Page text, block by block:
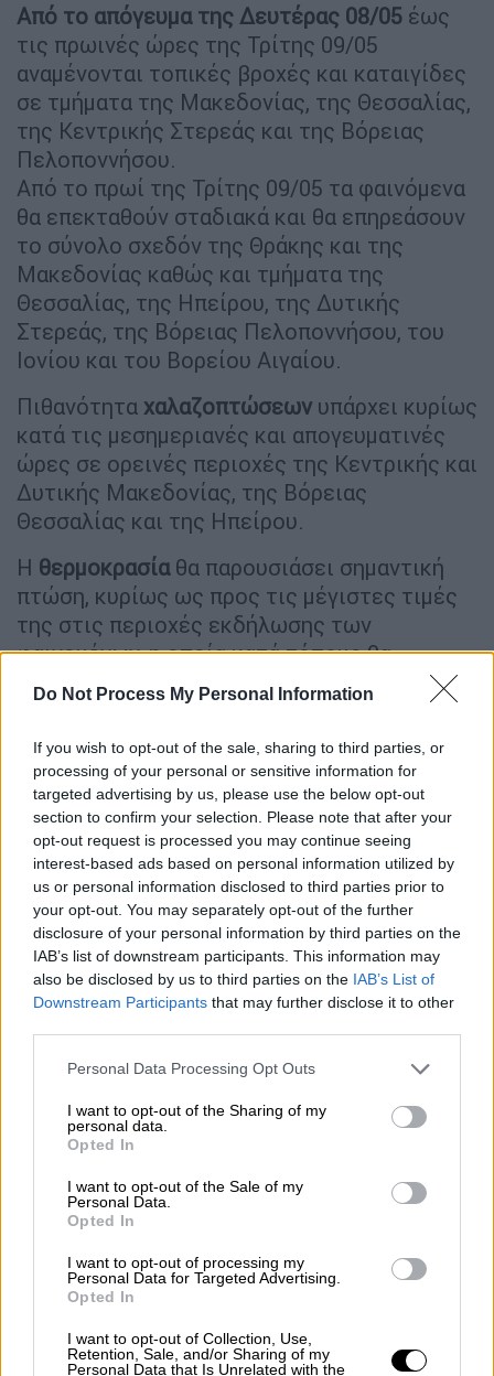
Do Not Process My Personal Information
If you wish to opt-out of the sale, sharing to third parties, or
processing of your personal or sensitive information for
targeted advertising by us, please use the below opt-out
section to confirm your selection. Please note that after your
opt-out request is processed you may continue seeing
interest-based ads based on personal information utilized by
us or personal information disclosed to third parties prior to
your opt-out. You may separately opt-out of the further
disclosure of your personal information by third parties on the
IAB’s list of downstream participants. This information may
also be disclosed by us to third parties on the IAB’s List of
Downstream Participants that may further disclose it to other
Please note that this website/app uses one or more Google
not limited to your visit or usage behaviour. You may click to
grant or deny consent to Google and its third-party tags to
use your data for below specified purposes in below Google
consent section.
Personal Data Processing Opt Outs
I want to opt-out of the Sharing of my
personal data.
Opted In
I want to opt-out of the Sale of my
Personal Data.
Opted In
I want to opt-out of processing my
Personal Data for Targeted Advertising.
Opted In
I want to opt-out of Collection, Use,
Retention, Sale, and/or Sharing of my
Personal Data that Is Unrelated with the
Από το απόγευμα της Δευτέρας 08/05 έως
τις πρωινές ώρες της Τρίτης 09/05
αναμένονται τοπικές βροχές και καταιγίδες
σε τμήματα της Μακεδονίας, της Θεσσαλίας,
της Κεντρικής Στερεάς και της Βόρειας
Πελοποννήσου.
Από το πρωί της Τρίτης 09/05 τα φαινόμενα
θα επεκταθούν σταδιακά και θα επηρεάσουν
το σύνολο σχεδόν της Θράκης και της
Μακεδονίας καθώς και τμήματα της
Θεσσαλίας, της Ηπείρου, της Δυτικής
Στερεάς, της Βόρειας Πελοποννήσου, του
Ιονίου και του Βορείου Αιγαίου.
Πιθανότητα χαλαζοπτώσεων υπάρχει κυρίως
κατά τις μεσημεριανές και απογευματινές
ώρες σε ορεινές περιοχές της Κεντρικής και
Δυτικής Μακεδονίας, της Βόρειας
Θεσσαλίας και της Ηπείρου.
Η θερμοκρασίαθα παρουσιάσει σημαντική
πτώση, κυρίως ως προς τις μέγιστες τιμές
της στις περιοχές εκδήλωσης των
φαινομένων, η οποία κατά τόπους θα
ξεπεράσει τους 7 βαθμούς Κελσίου.
αθροιστικός υετός που αναμένεται την
Τρίτη 09/05.
Καιρός Meteo
video